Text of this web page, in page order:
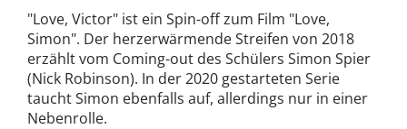
"Love, Victor" ist ein Spin-off zum Film "Love,
Simon". Der herzerwärmende Streifen von 2018
erzählt vom Coming-out des Schülers Simon Spier
(Nick Robinson). In der 2020 gestarteten Serie
taucht Simon ebenfalls auf, allerdings nur in einer
Nebenrolle.